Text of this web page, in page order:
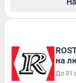
на
До 31